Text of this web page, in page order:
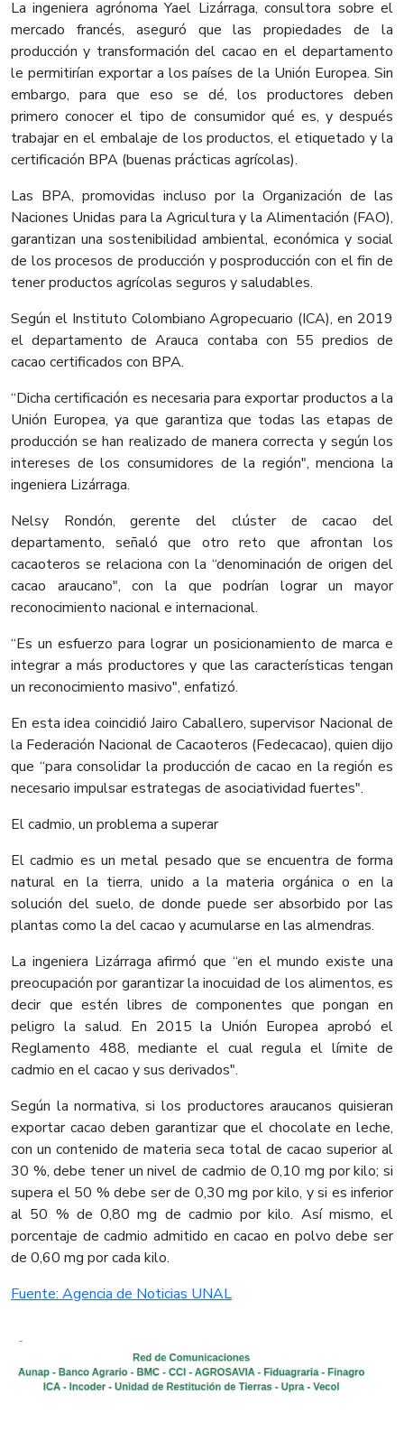
La ingeniera agrónoma Yael Lizárraga, consultora sobre el
mercado francés, aseguró que las propiedades de la
producción y transformación del cacao en el departamento
le permitirían exportar a los países de la Unión Europea. Sin
embargo, para que eso se dé, los productores deben
primero conocer el tipo de consumidor qué es, y después
trabajar en el embalaje de los productos, el etiquetado y la
certificación BPA (buenas prácticas agrícolas).
Las BPA, promovidas incluso por la Organización de las
Naciones Unidas para la Agricultura y la Alimentación (FAO),
garantizan una sostenibilidad ambiental, económica y social
de los procesos de producción y posproducción con el fin de
tener productos agrícolas seguros y saludables.
Según el Instituto Colombiano Agropecuario (ICA), en 2019
el departamento de Arauca contaba con 55 predios de
cacao certificados con BPA.
“Dicha certificación es necesaria para exportar productos a la
Unión Europea, ya que garantiza que todas las etapas de
producción se han realizado de manera correcta y según los
intereses de los consumidores de la región", menciona la
ingeniera Lizárraga.
Nelsy Rondón, gerente del clúster de cacao del
departamento, señaló que otro reto que afrontan los
cacaoteros se relaciona con la “denominación de origen del
cacao araucano", con la que podrían lograr un mayor
reconocimiento nacional e internacional.
“Es un esfuerzo para lograr un posicionamiento de marca e
integrar a más productores y que las características tengan
un reconocimiento masivo", enfatizó.
En esta idea coincidió Jairo Caballero, supervisor Nacional de
la Federación Nacional de Cacaoteros (Fedecacao), quien dijo
que “para consolidar la producción de cacao en la región es
necesario impulsar estrategas de asociatividad fuertes".
El cadmio, un problema a superar
El cadmio es un metal pesado que se encuentra de forma
natural en la tierra, unido a la materia orgánica o en la
solución del suelo, de donde puede ser absorbido por las
plantas como la del cacao y acumularse en las almendras.
La ingeniera Lizárraga afirmó que “en el mundo existe una
preocupación por garantizar la inocuidad de los alimentos, es
decir que estén libres de componentes que pongan en
peligro la salud. En 2015 la Unión Europea aprobó el
Reglamento 488, mediante el cual regula el límite de
cadmio en el cacao y sus derivados".
Según la normativa, si los productores araucanos quisieran
exportar cacao deben garantizar que el chocolate en leche,
con un contenido de materia seca total de cacao superior al
30 %, debe tener un nivel de cadmio de 0,10 mg por kilo; si
supera el 50 % debe ser de 0,30 mg por kilo, y si es inferior
al 50 % de 0,80 mg de cadmio por kilo. Así mismo, el
porcentaje de cadmio admitido en cacao en polvo debe ser
de 0,60 mg por cada kilo.​
Fuente: Agencia de Noticias UNAL​